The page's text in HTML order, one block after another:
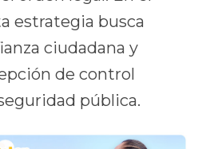
estrategia busca
ciudadana y
de control
pública.